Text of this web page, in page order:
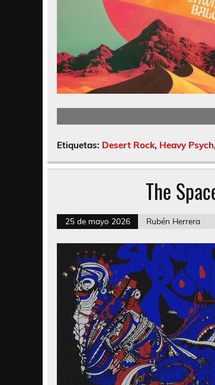
Etiquetas: Desert Rock, Heavy Psych,
The
25 de mayo 2026 Rubén Herrera